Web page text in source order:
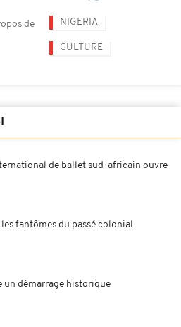
de NIGERIA
CULTURE
de ballet sud-africain ouvre
fantômes du passé colonial
un démarrage historique